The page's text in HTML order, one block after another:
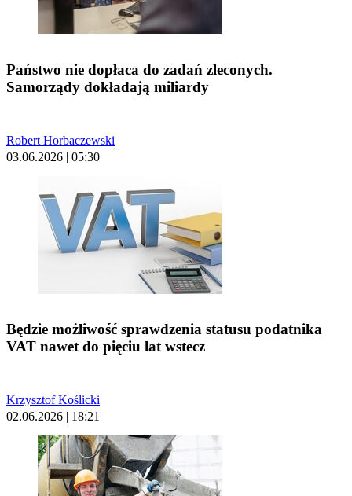
Państwo nie dopłaca do zadań zleconych.
Samorządy dokładają miliardy
Robert Horbaczewski
03.06.2026 | 05:30
Będzie możliwość sprawdzenia statusu podatnika
VAT nawet do pięciu lat wstecz
Krzysztof Koślicki
02.06.2026 | 18:21